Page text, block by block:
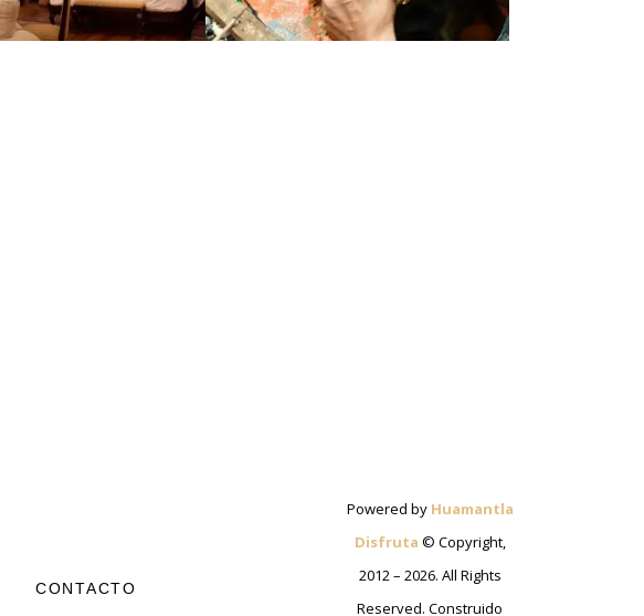
CONTACTO
Powered by Huamantla
Disfruta © Copyright,
2012 – 2026. All Rights
Reserved. Construido